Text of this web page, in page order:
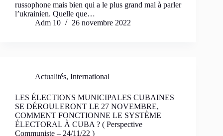
russophone mais bien qui a le plus grand mal à parler
l’ukrainien. Quelle que…
Adm 10
26 novembre 2022
Actualités, International
LES ÉLECTIONS MUNICIPALES CUBAINES
SE DÉROULERONT LE 27 NOVEMBRE,
COMMENT FONCTIONNE LE SYSTÈME
ÉLECTORAL À CUBA ? ( Perspective
Communiste – 24/11/22 )